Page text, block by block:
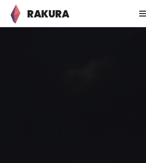
RAKURA